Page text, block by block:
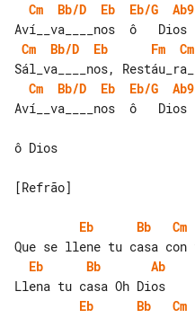
Cm
Bb/D Eb Eb/G
Ab9
Cm
Bb/D Eb Fm Cm
Cm
Bb/D Eb Eb/G Ab9
Aví__va____nos  ô   Dios
ô Dios
[Refrão]
Eb Bb Cm
Eb
Bb
Ab
Eb
Bb Cm